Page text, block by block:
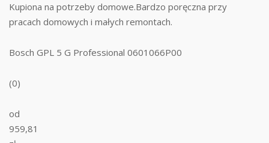
Kupiona na potrzeby domowe.Bardzo poręczna przy
pracach domowych i małych remontach.
Bosch GPL 5 G Professional 0601066P00
(0)
od
959,81